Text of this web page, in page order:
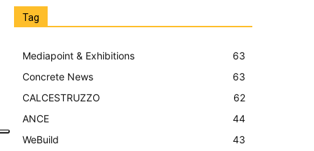
Tag
Mediapoint & Exhibitions
63
Concrete News
63
CALCESTRUZZO
62
ANCE
44
WeBuild
43